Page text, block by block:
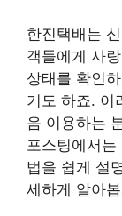
한진택배는
객들에게 사
상태를 확인
기도 하죠. 이
음 이용하는
포스팅에서
법을 쉽게 설
세하게 알아